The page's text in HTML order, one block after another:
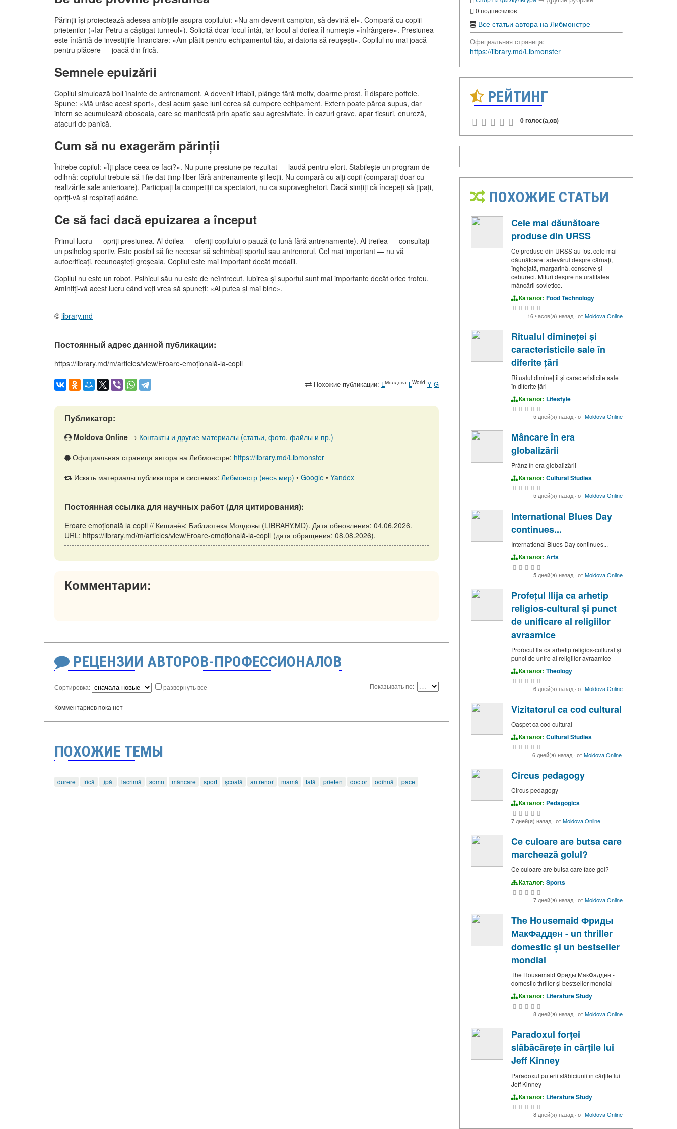
Părinții își proiectează adesea ambițiile asupra copilului: «Nu am devenit campion, să devină el». Compară cu copiii
prietenilor («Iar Petru a câștigat turneul»). Solicită doar locul întâi, iar locul al doilea îl numește «înfrângere». Presiunea
este întărită de investițiile financiare: «Am plătit pentru echipamentul tău, ai datoria să reușești». Copilul nu mai joacă
pentru plăcere — joacă din frică.
Semnele epuizării
Copilul simulează boli înainte de antrenament. A devenit iritabil, plânge fără motiv, doarme prost. Îi dispare poftele.
Spune: «Mă urăsc acest sport», deși acum șase luni cerea să cumpere echipament. Extern poate părea supus, dar
intern se acumulează oboseala, care se manifestă prin apatie sau agresivitate. În cazuri grave, apar ticsuri, enureză,
atacuri de panică.
Cum să nu exagerăm părinții
Întrebe copilul: «Îți place ceea ce faci?». Nu pune presiune pe rezultat — laudă pentru efort. Stabilește un program de
odihnă: copilului trebuie să-i fie dat timp liber fără antrenamente și lecții. Nu compară cu alți copii (comparați doar cu
realizările sale anterioare). Participați la competiții ca spectatori, nu ca supraveghetori. Dacă simțiți că începeți să țipați,
opriți-vă și respirați adânc.
Ce să faci dacă epuizarea a început
Primul lucru — opriți presiunea. Al doilea — oferiți copilului o pauză (o lună fără antrenamente). Al treilea — consultați
un psiholog sportiv. Este posibil să fie necesar să schimbați sportul sau antrenorul. Cel mai important — nu vă
autocriticați, recunoașteți greșeala. Copilul este mai important decât medalii.
Copilul nu este un robot. Psihicul său nu este de neîntrecut. Iubirea și suportul sunt mai importante decât orice trofeu.
Amintiți-vă acest lucru când veți vrea să spuneți: «Ai putea și mai bine».
© library.md
Постоянный адрес данной публикации:
https://library.md/m/articles/view/Eroare-emoțională-la-copil
Похожие публикации: LМолдова LWorld Y G
Публикатор:
Moldova Online → Контакты и другие материалы (статьи, фото, файлы и пр.)
Официальная страница автора на Либмонстре: https://library.md/Libmonster
Искать материалы публикатора в системах: Либмонстр (весь мир) • Google • Yandex
Постоянная ссылка для научных работ (для цитирования):
Eroare emoțională la copil // Кишинёв: Библиотека Молдовы (LIBRARY.MD). Дата обновления: 04.06.2026.
URL: https://library.md/m/articles/view/Eroare-emoțională-la-copil (дата обращения: 08.08.2026).
Комментарии:
РЕЦЕНЗИИ АВТОРОВ-ПРОФЕССИОНАЛОВ
Сортировка: развернуть все Показывать по:
Комментариев пока нет
ПОХОЖИЕ ТЕМЫ
durere frică țipăt lacrimă somn mâncare sport școală antrenor mamă tată prieten doctor odihnă pace
0 подписчиков
Все статьи автора на Либмонстре
Официальная страница:
https://library.md/Libmonster
РЕЙТИНГ
0 голос(а,ов)
ПОХОЖИЕ СТАТЬИ
Cele mai dăunătoare
produse din URSS
Ce produse din URSS au fost cele mai
dăunătoare: adevărul despre cârnați,
înghețată, margarină, conserve și
cebureci. Mituri despre naturalitatea
mâncării sovietice.
Каталог: Food Technology
16 часов(а) назад· отMoldova Online
Ritualul dimineței și
caracteristicile sale în
diferite țări
Ritualul diminețtii și caracteristicile sale
în diferite țări
Каталог: Lifestyle
5 дней(я) назад· отMoldova Online
Mâncare în era
globalizării
Prânz în era globalizării
Каталог: Cultural Studies
5 дней(я) назад· отMoldova Online
International Blues Day
continues...
International Blues Day continues...
Каталог: Arts
5 дней(я) назад· отMoldova Online
Profețul Ilija ca arhetip
religios-cultural și punct
de unificare al religiilor
avraamice
Prorocul Ila ca arhetip religios-cultural și
punct de unire al religiilor avraamice
Каталог: Theology
6 дней(я) назад· отMoldova Online
Vizitatorul ca cod cultural
Oaspet ca cod cultural
Каталог: Cultural Studies
6 дней(я) назад· отMoldova Online
Circus pedagogy
Circus pedagogy
Каталог: Pedagogics
7 дней(я) назад· отMoldova Online
Ce culoare are butsa care
marchează golul?
Ce culoare are butsa care face gol?
Каталог: Sports
7 дней(я) назад· отMoldova Online
The Housemaid Фриды
МакФадден - un thriller
domestic și un bestseller
mondial
The Housemaid Фриды МакФадден -
domestic thriller și bestseller mondial
Каталог: Literature Study
8 дней(я) назад· отMoldova Online
Paradoxul forței
slăbăcărețe în cărțile lui
Jeff Kinney
Paradoxul puterii slăbiciunii în cărțile lui
Jeff Kinney
Каталог: Literature Study
8 дней(я) назад· отMoldova Online